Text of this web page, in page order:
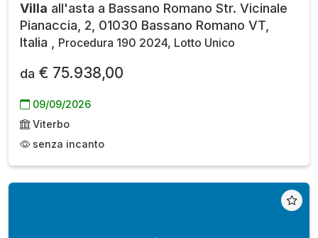
Villa all'asta a Bassano Romano Str. Vicinale
Pianaccia, 2, 01030 Bassano Romano VT,
Italia ,
Procedura 190 2024, Lotto Unico
da € 75.938,00
09/09/2026
Viterbo
senza incanto